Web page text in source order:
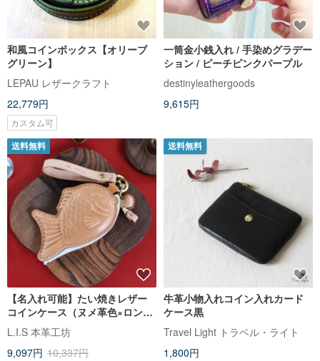
和風コインボックス【オリーブ
グリーン】
LEPAU レザークラフト
22,779円
カスタム可
一筒金小銭入れ / 手染めグラデー
ション / ピーチピンクパープル
destinyleathergoods
9,615円
送料無料
【名入れ可能】たい焼きレザー
コインケース（ヌメ革色×ロング
レザーストラップ）父の日・記
念日のギフトに
L.I.S 本革工坊
9,097円 10,337円
送料無料
牛革小物入れコイン入れカード
ケース黒
Travel Light トラベル・ライト
1,800円